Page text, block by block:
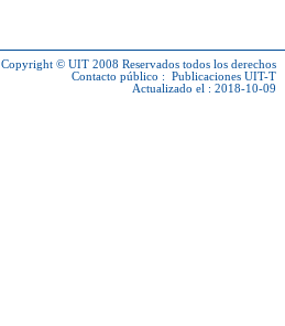
Copyright © UIT 2008 Reservados todos los derechos
Contacto público : Publicaciones UIT-T
Actualizado el : 2018-10-09